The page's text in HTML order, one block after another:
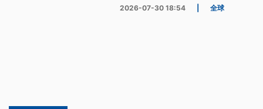
2026-07-30 18:54 全球